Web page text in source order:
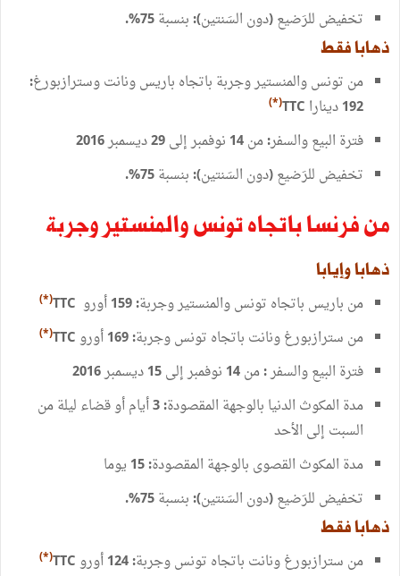
تخفيض للرَضيع (دون السَنتين): بنسبة 75%.
ذهابافقط
من تونسوالمنستيروجربة باتجاه باريسونانتوسترازبورغ:
192 دينارا TTC
(
*)
فترة البيعوالسفر: من نوفمبرإلى ديسمبر
تخفيض للرَضيع (دون السَنتين): بنسبة 75%.
من فرنسا باتجاه تونس والمنستير وجربة
ذهاباوإيابا
من باريس باتجاه تونسوالمنستيروجربة: 159 أورو TTC
(
*)
من سترازبورغونانت باتجاه تونسوجربة: 169 أورو TTC
(
*)
فترة البيعوالسفر : من نوفمبرإلى ديسمبر
مدة المكوث الدنيا بالوجهة المقصودة: 3 أيامأوقضاء ليلةمن
السبت إلى الأحد
مدة المكوث القصوى بالوجهة المقصودة: 15
يوما
تخفيض للرَضيع (دون السَنتين): بنسبة 75%.
ذهابافقط
من سترازبورغونانت باتجاه تونسوجربة: 124 أورو TTC
(
*)